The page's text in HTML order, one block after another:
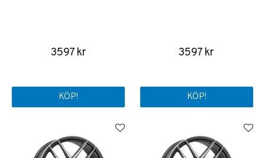
3597 kr
KÖP!
3597 kr
KÖP!